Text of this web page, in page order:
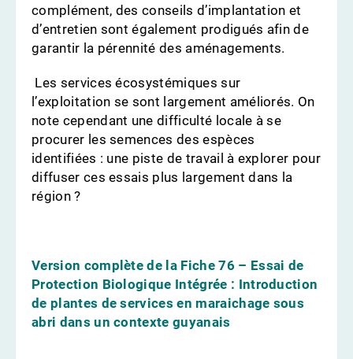
complément, des conseils d’implantation et
d’entretien sont également prodigués afin de
garantir la pérennité des aménagements.
Les services écosystémiques sur
l’exploitation se sont largement améliorés. On
note cependant une difficulté locale à se
procurer les semences des espèces
identifiées : une piste de travail à explorer pour
diffuser ces essais plus largement dans la
région ?
Version complète de la Fiche 76 – Essai de
Protection Biologique Intégrée : Introduction
de plantes de services en maraichage sous
abri dans un contexte guyanais